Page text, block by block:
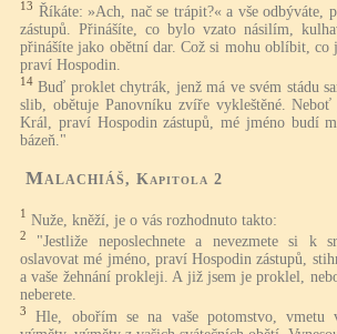
13 Říkáte: »Ach, nač se trápit?« a vše odbýváte,
zástupů. Přinášíte, co bylo vzato násilím,
přinášíte jako obětní dar. Což si mohu oblíbit, co
praví Hospodin.
14 Buď proklet chytrák, jenž má ve svém stádu
slib, obětuje Panovníku zvíře vykleštěné.
Král, praví Hospodin zástupů, mé jméno budí
bázeň."
Malachiáš, Kapitola 2
1 Nuže, kněží, je o vás rozhodnuto takto:
2
"Jestliže neposlechnete a nevezmete si k
oslavovat mé jméno, praví Hospodin zástupů,
a vaše žehnání prokleji. A již jsem je proklel,
neberete.
3
Hle, obořím se na vaše potomstvo, vmetu